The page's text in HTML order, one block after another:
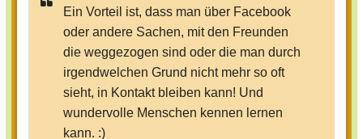
Ein Vorteil ist, dass man über Facebook
oder andere Sachen, mit den Freunden
die weggezogen sind oder die man durch
irgendwelchen Grund nicht mehr so oft
sieht, in Kontakt bleiben kann! Und
wundervolle Menschen kennen lernen
kann. :)